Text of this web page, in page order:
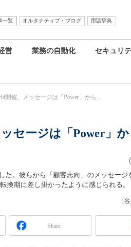
一覧 オルタナティブ・ブログ
用語辞典
営 業務の自動化 セキュリ
開催、メッセージは「Power」から...
セージは「Power」
した。彼らから「顧客志向」のメッセージ
換期に差し掛かったように感じられる。
[谷
Share